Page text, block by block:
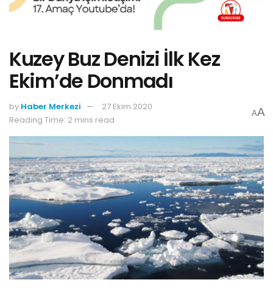
Kuzey Buz Denizi İlk Kez
Ekim’de Donmadı
by Haber Merkezi
27 Ekim 2020
Reading Time: 2 mins read
AA